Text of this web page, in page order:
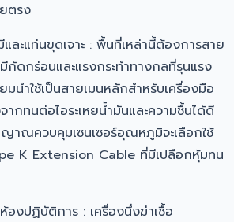
ตรง
ละแท่นขุดเจาะ : พื้นที่เหล่านี้ต้องการสาย
กัดกร่อนและแรงกระทำทางกลที่รุนแรง
นำใช้เป็นสายเมนหลักสำหรับเครื่องมือ
ากทนต่อไอระเหยน้ำมันและความชื้นได้ดี
ณควบคุมเซนเซอร์อุณหภูมิจะเลือกใช้
K Extension Cable ที่มีเปลือกหุ้มทน
องปฏิบัติการ : เครื่องนึ่งฆ่าเชื้อ